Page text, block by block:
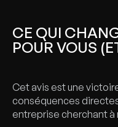
CE QUI
POUR VOUS
Cet avis est une
conséquences
entreprise cherchant à